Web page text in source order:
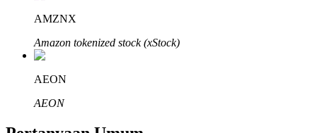
AMZNX
Amazon tokenized stock (xStock)
AEON
AEON